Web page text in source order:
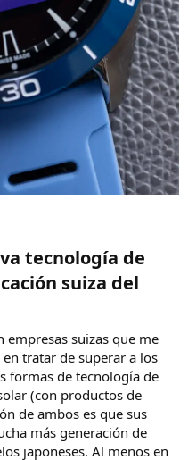
tecnología de
suiza del
empresas suizas que me
tratar de superar a los
formas de tecnología de
(con productos de
de ambos es que sus
más generación de
japoneses. Al menos en